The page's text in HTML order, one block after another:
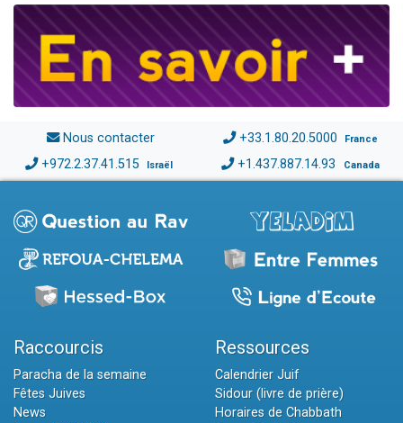
Nous contacter +33.1.80.20.5000 France
+972.2.37.41.515 Israël +1.437.887.14.93 Canada
Raccourcis
Paracha de la semaine
Fêtes Juives
News
Ressources
Calendrier Juif
Sidour (livre de prière)
Horaires de Chabbath